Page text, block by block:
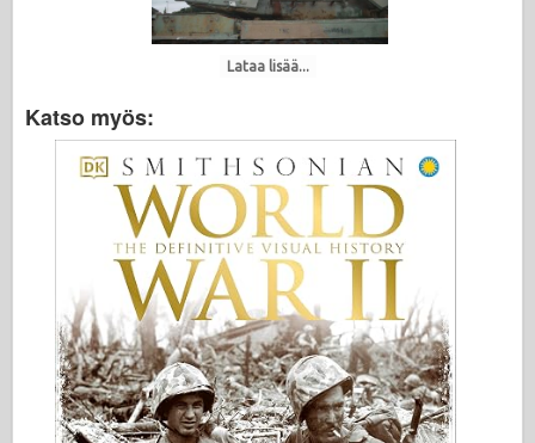
Lataa lisää...
Katso myös: